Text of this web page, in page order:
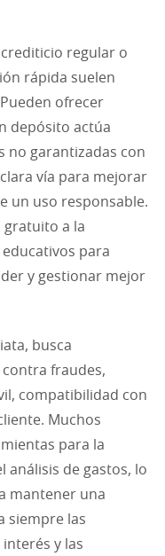
regular o
rápida suelen
ofrecer
depósito actúa
no garantizadas con
vía para mejorar
un uso responsable.
gratuito a la
para
y gestionar mejor
busca
fraudes,
compatibilidad con
Muchos
para la
análisis de gastos, lo
mantener una
siempre las
y las